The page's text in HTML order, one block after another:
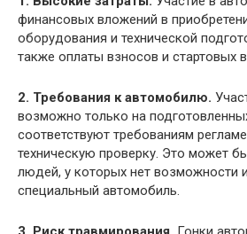
финансовых вложений в
оборудования и технической
также оплаты взносов и стартовых
2. Требования к автомобилю.
возможно только на
соответствуют требованиям
техническую проверку. Это может
людей, у которых нет возможности
специальный автомобиль.